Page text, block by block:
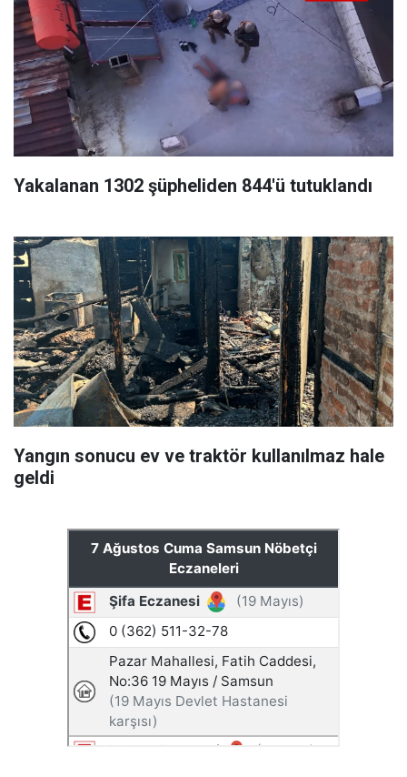
Yakalanan 1302 şüpheliden 844'ü tutuklandı
Yangın sonucu ev ve traktör kullanılmaz hale
geldi